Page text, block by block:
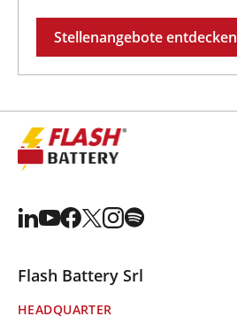
Stellenangebote entdecken
Flash Battery Srl
HEADQUARTER